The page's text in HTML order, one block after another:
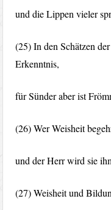
und die Lippen vieler
(25) In den Schätzen
Erkenntnis,
für Sünder aber ist
(26) Wer Weisheit
und der Herr wird sie
(27) Weisheit und